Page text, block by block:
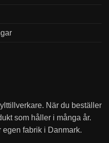
När du beställer
som håller i många år.
fabrik i Danmark.